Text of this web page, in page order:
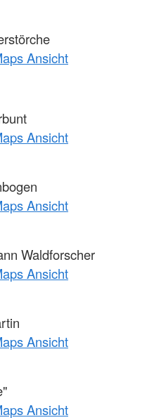
Ansicht
Ansicht
Ansicht
Waldforscher
Ansicht
Ansicht
Ansicht